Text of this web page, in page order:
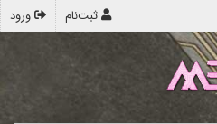
ورود ثبت‌نام